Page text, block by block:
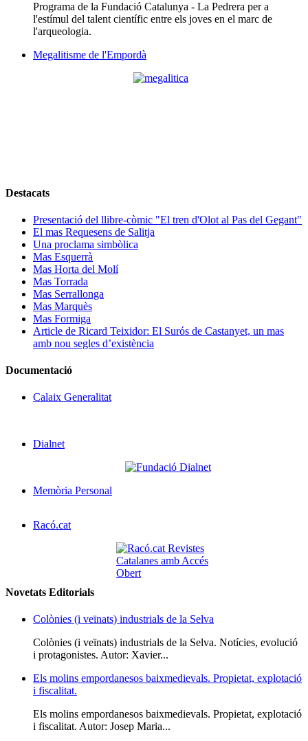
Programa de la Fundació Catalunya - La Pedrera per a
l'estímul del talent científic entre els joves en el marc de
l'arqueologia.
Megalitisme de l'Empordà
Destacats
Presentació del llibre-còmic "El tren d'Olot al Pas del Gegant"
El mas Requesens de Salitja
Una proclama simbòlica
Mas Esquerrà
Mas Horta del Molí
Mas Torrada
Mas Serrallonga
Mas Marquès
Mas Formiga
Article de Ricard Teixidor: El Surós de Castanyet, un mas
amb nou segles d’existència
Documentació
Calaix Generalitat
Dialnet
Memòria Personal
Racó.cat
Novetats Editorials
Colònies (i veïnats) industrials de la Selva
Colònies (i veïnats) industrials de la Selva. Notícies, evolució
i protagonistes. Autor: Xavier...
Els molins empordanesos baixmedievals. Propietat, explotació
i fiscalitat.
Els molins empordanesos baixmedievals. Propietat, explotació
i fiscalitat. Autor: Josep Maria...